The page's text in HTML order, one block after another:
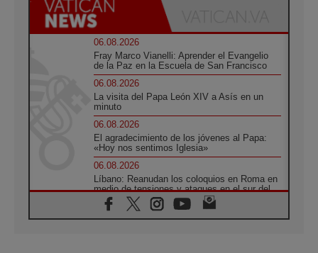
06.08.2026
Fray Marco Vianelli: Aprender el Evangelio
de la Paz en la Escuela de San Francisco
06.08.2026
La visita del Papa León XIV a Asís en un
minuto
06.08.2026
El agradecimiento de los jóvenes al Papa:
«Hoy nos sentimos Iglesia»
06.08.2026
Líbano: Reanudan los coloquios en Roma en
medio de tensiones y ataques en el sur del
país
06.08.2026